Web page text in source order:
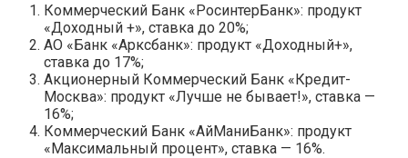
Коммерческий Банк «РосинтерБанк»: продукт
«Доходный +», ставка до 20%;
АО «Банк «Арксбанк»: продукт «Доходный+»,
ставка до 17%;
Акционерный Коммерческий Банк «Кредит-
Москва»: продукт «Лучше не бывает!», ставка —
16%;
Коммерческий Банк «АйМаниБанк»: продукт
«Максимальный процент», ставка — 16%.